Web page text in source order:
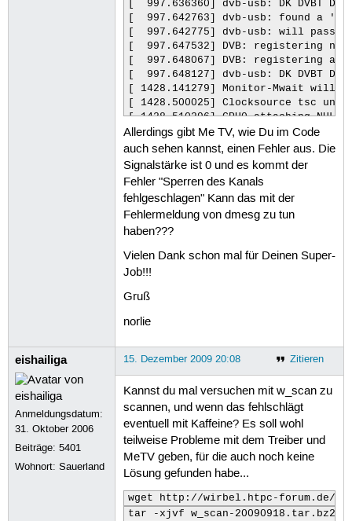
[  997.636360] dvb-usb: DK DVBT
[  997.642763] dvb-usb: found a 'DK
[  997.642775] dvb-usb: will pass
[  997.647532] DVB: registering new
[  997.648067] DVB: registering
[  997.648127] dvb-usb: DK DVBT
[ 1428.141279] Monitor-Mwait will
[ 1428.500025] Clocksource tsc
[ 1428.510296] CPU0 attaching NULL
[ 1428.510307] CPU1 attaching NULL
[ 1428.524898] CPU0 attaching
[ 1428.524907]  domain 0: span 0-1
[ 1428.524914]   groups: 0 1
[ 1428.524927] CPU1 attaching
[ 1428.524932]  domain 0: span 0-1
[ 1428.524938]   groups: 1 0
[ 2021.395667] me-tv[3185]:
Allerdings gibt Me TV, wie Du im Code
auch sehen kannst, einen Fehler aus. Die
Signalstärke ist 0 und es kommt der
Fehler "Sperren des Kanals
fehlgeschlagen" Kann das mit der
Fehlermeldung von dmesg zu tun
haben???
Vielen Dank schon mal für Deinen Super-
Job!!!
Gruß
norlie
eishailiga
Anmeldungsdatum:
31. Oktober 2006
Beiträge:5401
Wohnort: Sauerland
Zitieren
15. Dezember 2009 20:08
Kannst du mal versuchen mit w_scan zu
scannen, und wenn das fehlschlägt
eventuell mit Kaffeine? Es soll wohl
teilweise Probleme mit dem Treiber und
MeTV geben, für die auch noch keine
Lösung gefunden habe...
wget http://wirbel.htpc-forum.de/
tar -xjvf w_scan-20090918.tar.bz2